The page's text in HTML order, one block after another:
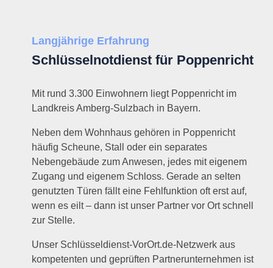
Langjährige Erfahrung
Schlüsselnotdienst für Poppenricht
Mit rund 3.300 Einwohnern liegt Poppenricht im
Landkreis Amberg-Sulzbach in Bayern.
Neben dem Wohnhaus gehören in Poppenricht
häufig Scheune, Stall oder ein separates
Nebengebäude zum Anwesen, jedes mit eigenem
Zugang und eigenem Schloss. Gerade an selten
genutzten Türen fällt eine Fehlfunktion oft erst auf,
wenn es eilt – dann ist unser Partner vor Ort schnell
zur Stelle.
Unser Schlüsseldienst-VorOrt.de-Netzwerk aus
kompetenten und geprüften Partnerunternehmen ist